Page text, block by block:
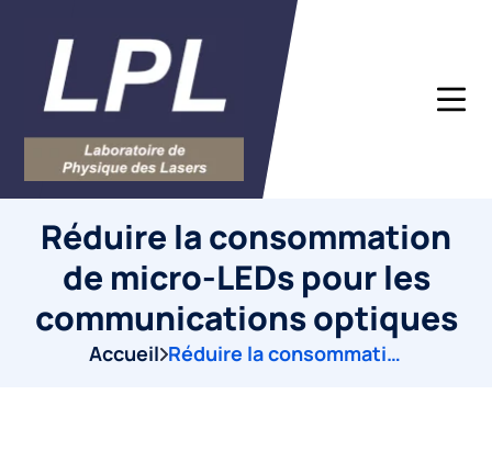
Réduire la consommation
de micro-LEDs pour les
communications optiques
Accueil Réduire la consommation de micro-LEDs pour les communications optiques